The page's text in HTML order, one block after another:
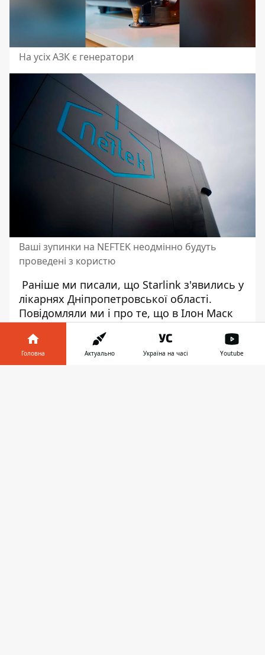
На усіх АЗК є генератори
Ваші зупинки на NEFTEK неодмінно будуть
проведені з користю
Раніше ми писали, що Starlink з'явились у
лікарнях Дніпропетровської області.
Повідомляли ми і про те, що в Ілон Маск
прислав в Українупартію Starlink.
Головна Актуально Україна на часі Youtube